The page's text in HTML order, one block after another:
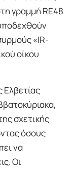
γραμμή RE48
«IR-
οίκου
Ελβετίας
σχετικής
όσους
να
Οι